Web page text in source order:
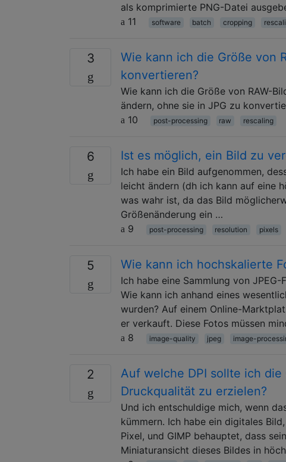
als komprimierte PNG-Datei
11
software batch cropping
3
Wie kann ich die Größe von
konvertieren?
Wie kann ich die Größe von RAW-
ändern, ohne sie in JPG zu
10
post-processing raw rescaling
6 Ist es möglich, ein Bild zu
Ich habe ein Bild aufgenommen,
leicht ändern (dh ich kann auf eine
was wahr ist, da das Bild
Größenänderung ein …
9
post-processing resolution pixels
5 Wie kann ich hochskalierte
Ich habe eine Sammlung von
Wie kann ich anhand eines
wurden? Auf einem Online-
er verkauft. Diese Fotos müssen
8
image-quality jpeg image-
2
Auf welche DPI sollte ich
Druckqualität zu erzielen?
Und ich entschuldige mich, wenn
kümmern. Ich habe ein digitales
Pixel, und GIMP behauptet, dass
Miniaturansicht dieses Bildes in